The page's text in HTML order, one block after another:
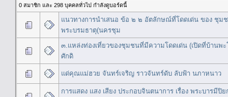
0 สมาชิก และ 298 บุคคลทั่วไป กำลังดูบอร์ดนี้
แนวทางการนำเสนอ ข้อ ๒ ๒ อัตลักษณ์ที่โดดเด่น ของ ชุม
พระบรมธาตุ(นครชุม
๓.แหล่งท่องเที่ยวของชุมชนที่มีความโดดเด่น (เปิดที่บ้านพ
ศักดิ
แด่คุณแม่ฮวย จันทร์เจริญ ราวจันทร์ดับ ลับฟ้า นภาหนาว
การแสดง แสง เสียง ประกอบจินตนาการ เรื่อง พระบารมีปิ